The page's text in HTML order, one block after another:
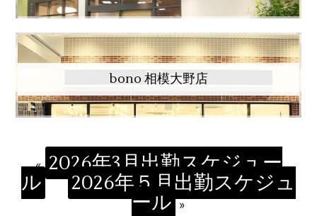
bono 相模大野店
« 2026年3月出勤スケジュー
ル 2026年５月出勤スケジュ
ール »